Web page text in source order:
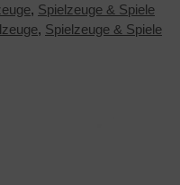
, Spielzeuge & Spiele
, Spielzeuge & Spiele